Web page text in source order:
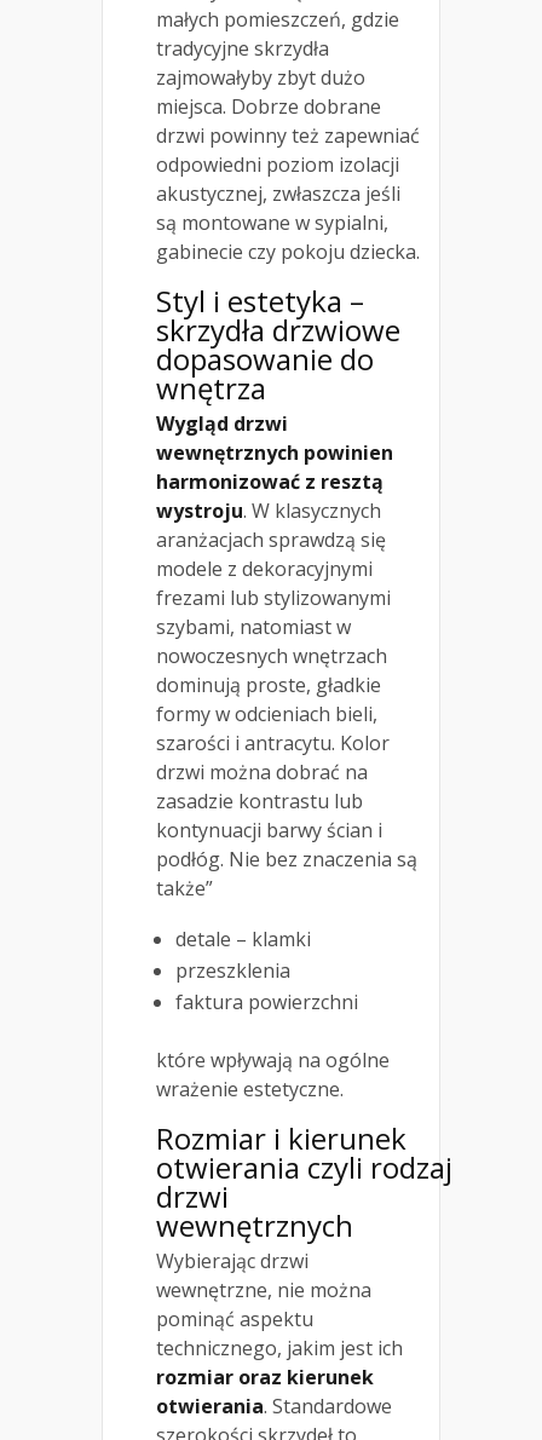
małych pomieszczeń, gdzie
tradycyjne skrzydła
zajmowałyby zbyt dużo
miejsca. Dobrze dobrane
drzwi powinny też zapewniać
odpowiedni poziom izolacji
akustycznej, zwłaszcza jeśli
są montowane w sypialni,
gabinecie czy pokoju dziecka.
Styl i estetyka –
skrzydła drzwiowe
dopasowanie do
wnętrza
Wygląd drzwi
wewnętrznych powinien
harmonizować z resztą
wystroju. W klasycznych
aranżacjach sprawdzą się
modele z dekoracyjnymi
frezami lub stylizowanymi
szybami, natomiast w
nowoczesnych wnętrzach
dominują proste, gładkie
formy w odcieniach bieli,
szarości i antracytu. Kolor
drzwi można dobrać na
zasadzie kontrastu lub
kontynuacji barwy ścian i
podłóg. Nie bez znaczenia są
także”
detale – klamki
przeszklenia
faktura powierzchni
które wpływają na ogólne
wrażenie estetyczne.
Rozmiar i kierunek
otwierania czyli rodzaj
drzwi
wewnętrznych
Wybierając drzwi
wewnętrzne, nie można
pominąć aspektu
technicznego, jakim jest ich
rozmiar oraz kierunek
otwierania. Standardowe